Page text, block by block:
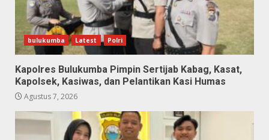
bulukumba Latest Polri
Kapolres Bulukumba Pimpin Sertijab Kabag, Kasat,
Kapolsek, Kasiwas, dan Pelantikan Kasi Humas
Agustus 7, 2026